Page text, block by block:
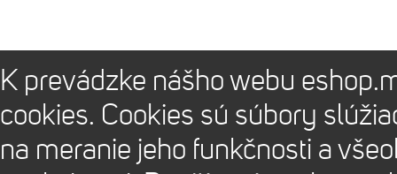
K prevádzke nášho webu
cookies. Cookies sú súbory
na meranie jeho funkčnosti a